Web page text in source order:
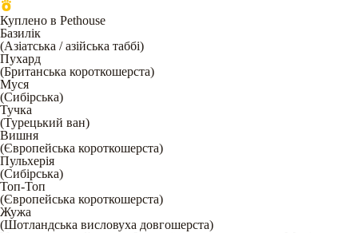
Куплено в Pethouse
Базилік
(Азіатська / азійська таббі)
Пухард
(Британська короткошерста)
Муся
(Сибірська)
Тучка
(Турецький ван)
Вишня
(Європейська короткошерста)
Пульхерія
(Сибірська)
Топ-Топ
(Європейська короткошерста)
Жужа
(Шотландська висловуха довгошерста)